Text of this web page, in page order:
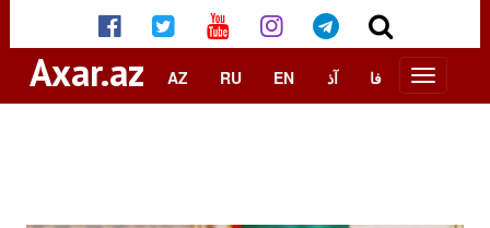
Axar.az AZ RU EN آذ فا